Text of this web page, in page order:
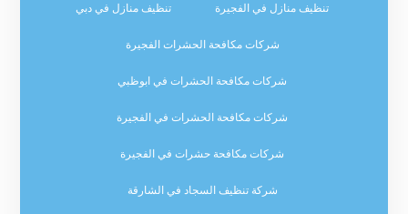
تنظيف منازل في الفجيرة تنظيف منازل في دبي
شركات مكافحة الحشرات الفجيرة
شركات مكافحة الحشرات في ابوظبي
شركات مكافحة الحشرات في الفجيرة
شركات مكافحة حشرات في الفجيرة
شركة تنظيف السجاد في الشارقة